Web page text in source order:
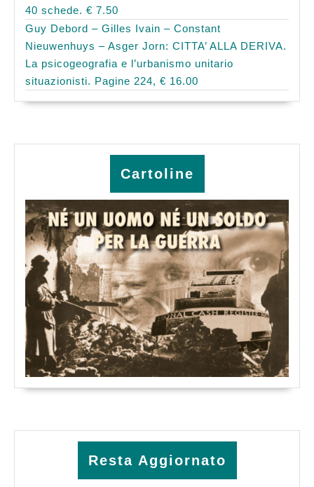
40 schede. € 7.50
Guy Debord – Gilles Ivain – Constant
Nieuwenhuys – Asger Jorn: CITTA’ ALLA DERIVA.
La psicogeografia e l’urbanismo unitario
situazionisti. Pagine 224, € 16.00
Cartoline
Resta Aggiornato